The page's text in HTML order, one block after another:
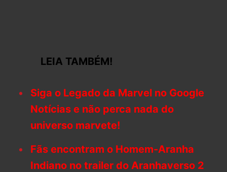
LEIA TAMBÉM!
Siga o Legado da Marvel no Google
Notícias e não perca nada do
universo marvete!
Fãs encontram o Homem-Aranha
Indiano no trailer do Aranhaverso 2